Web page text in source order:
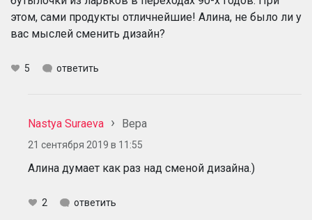
этом, сами продукты отличнейшие! Алина, не было ли у
вас мыслей сменить дизайн?
5 ответить
Nastya Suraeva Вера
21 сентября 2019 в 11:55
Алина думает как раз над сменой дизайна.)
2 ответить